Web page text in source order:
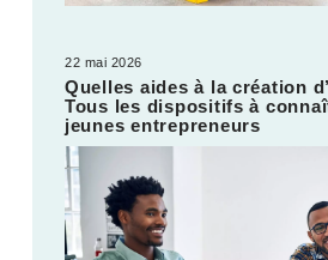
22 mai 2026
Quelles aides à la création
Tous les dispositifs à
jeunes entrepreneurs